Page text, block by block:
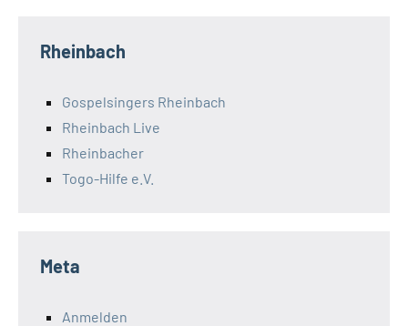
Rheinbach
Gospelsingers Rheinbach
Rheinbach Live
Rheinbacher
Togo-Hilfe e.V.
Meta
Anmelden